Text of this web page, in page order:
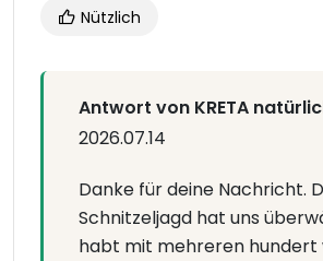
Nützlich
Antwort von KRETA
2026.07.14
Danke für deine Nachricht.
Schnitzeljagd hat uns
habt mit mehreren hundert